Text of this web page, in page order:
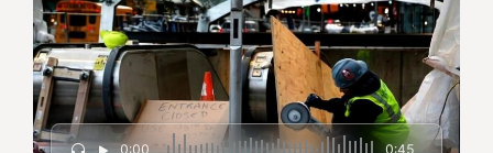
0:00 0:45